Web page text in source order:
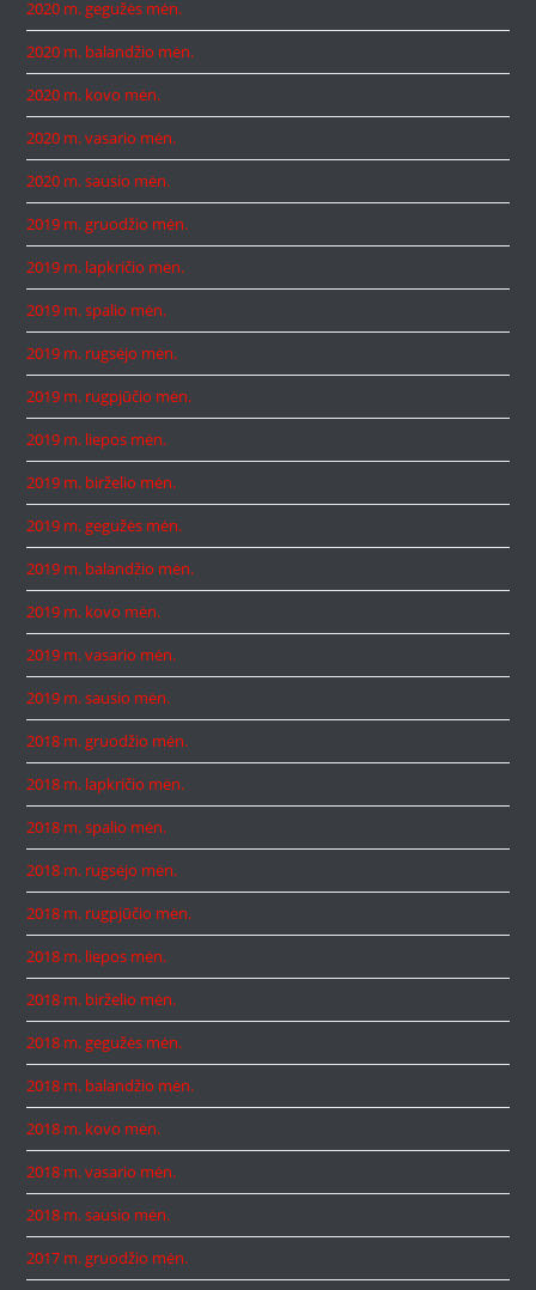
2020 m. gegužės mėn.
2020 m. balandžio mėn.
2020 m. kovo mėn.
2020 m. vasario mėn.
2020 m. sausio mėn.
2019 m. gruodžio mėn.
2019 m. lapkričio mėn.
2019 m. spalio mėn.
2019 m. rugsėjo mėn.
2019 m. rugpjūčio mėn.
2019 m. liepos mėn.
2019 m. birželio mėn.
2019 m. gegužės mėn.
2019 m. balandžio mėn.
2019 m. kovo mėn.
2019 m. vasario mėn.
2019 m. sausio mėn.
2018 m. gruodžio mėn.
2018 m. lapkričio mėn.
2018 m. spalio mėn.
2018 m. rugsėjo mėn.
2018 m. rugpjūčio mėn.
2018 m. liepos mėn.
2018 m. birželio mėn.
2018 m. gegužės mėn.
2018 m. balandžio mėn.
2018 m. kovo mėn.
2018 m. vasario mėn.
2018 m. sausio mėn.
2017 m. gruodžio mėn.